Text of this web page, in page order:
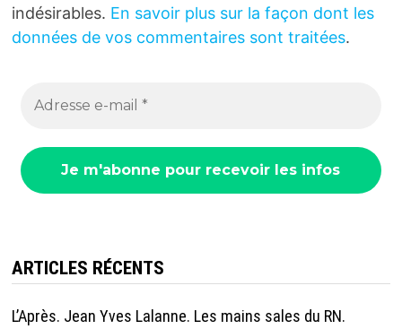
indésirables. En savoir plus sur la façon dont les
données de vos commentaires sont traitées.
ARTICLES RÉCENTS
L’Après. Jean Yves Lalanne. Les mains sales du RN.